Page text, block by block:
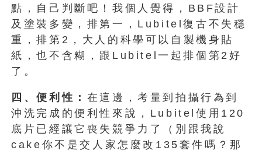
點，自己判斷吧！我個人覺得，BBF設計
及塗裝多變，排第一，Lubitel復古不失穩
重，排第2，大人的科學可以自製機身貼
紙，也不含糊，跟Lubitel一起排個第2好
了。
四、便利性： 在這邊，考量到拍攝行為到
沖洗完成的便利性來說，Lubitel使用120
底片已經讓它喪失競爭力了（別跟我說
cake你不是交人家怎麼改135套件嗎？那